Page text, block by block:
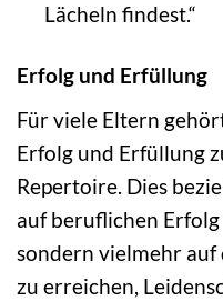
Lächeln findest.“
Erfolg und Erfüllung
Für viele Eltern
Erfolg und Erfüllung
Repertoire. Dies
auf beruflichen
sondern vielmehr auf
zu erreichen,